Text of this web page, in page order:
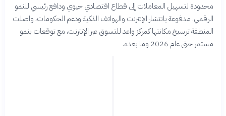
محدودة لتسهيل المعاملات إلى قطاع اقتصادي حيوي ودافع رئيسي للنمو
الرقمي. مدفوعة بانتشار الإنترنت والهواتف الذكية ودعم الحكومات، واصلت
المنطقة ترسيخ مكانتها كمركز واعد للتسوق عبر الإنترنت، مع توقعات بنمو
مستمر حتى عام 2026 وما بعده.